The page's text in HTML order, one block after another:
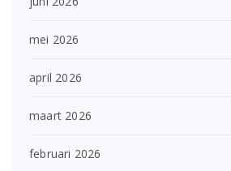
mei 2026
april 2026
maart 2026
februari 2026